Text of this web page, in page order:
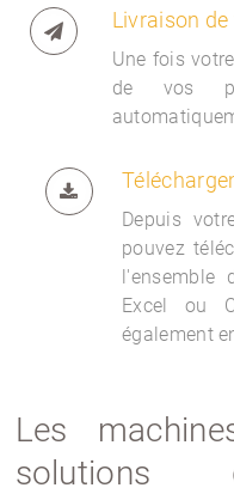
Livraison
Une fois
de vos
Depuis
pouvez
l'ensemble
Excel ou
également
Les
solutions